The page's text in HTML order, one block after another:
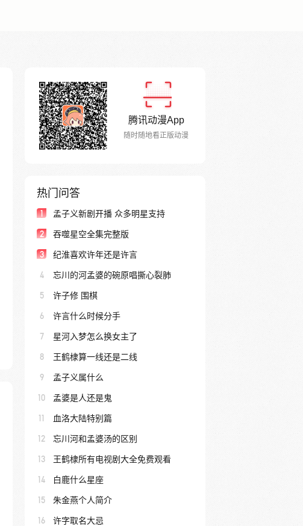
腾讯动漫App
随时随地看正版动漫
热门问答
1 孟子义新剧开播 众多明星支持
2 吞噬星空全集完整版
3 纪淮喜欢许年还是许言
4 忘川的河孟婆的碗原唱撕心裂肺
5 许子修 围棋
6 许言什么时候分手
7 星河入梦怎么换女主了
8 王鹤棣算一线还是二线
9 孟子义属什么
10 孟婆是人还是鬼
11 血洛大陆特别篇
12 忘川河和孟婆汤的区别
13 王鹤棣所有电视剧大全免费观看
14 白鹿什么星座
15 朱金燕个人简介
16 许字取名大忌